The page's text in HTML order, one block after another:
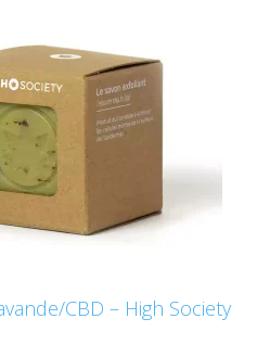
CBD – High Society